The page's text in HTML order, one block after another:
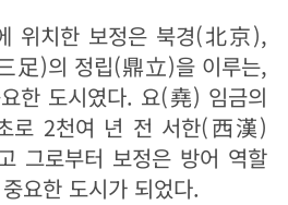
위치한 보정은 북경(北京),
足)의 정립(鼎立)을 이루는,
한 도시였다. 요(堯) 임금의
로 2천여 년 전 서한(西漢)
그로부터 보정은 방어 역할
요한 도시가 되었다.